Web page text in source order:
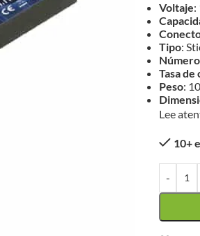
Voltaje:
Tipo:
Tasa
Peso:
Lee
10+
-